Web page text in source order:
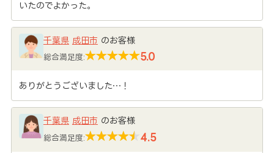
いたのでよかった。
千葉県 成田市 のお客様
総合満足度: 5.0
ありがとうございました…！
千葉県 成田市 のお客様
総合満足度: 4.5